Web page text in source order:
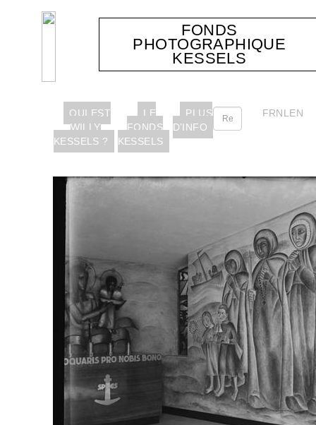
FONDS
PHOTOGRAPHIQUE
KESSELS
FRNL EN
QUI EST
WILLY
KESSELS ?
LE
FONDS
KESSELS
PLUS
D’INFO